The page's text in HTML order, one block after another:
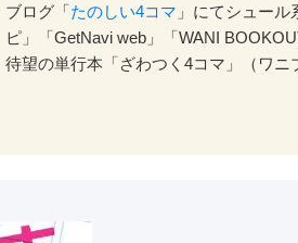
ブログ「たのしい4コマ 」にてシュー
ピ」「GetNavi web」「WANI
待望の単行本「ざわつく4コマ」（ワニ